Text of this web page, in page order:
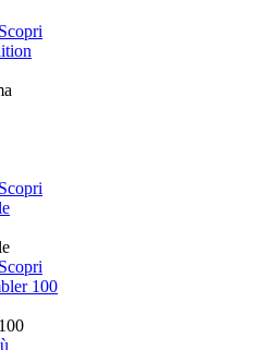
Scopri
Scopri
Scopri
100